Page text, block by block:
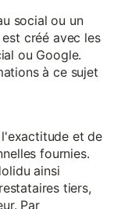
social ou un
créé avec les
ou Google.
à ce sujet
et de
fournies.
ainsi
tiers,
Par